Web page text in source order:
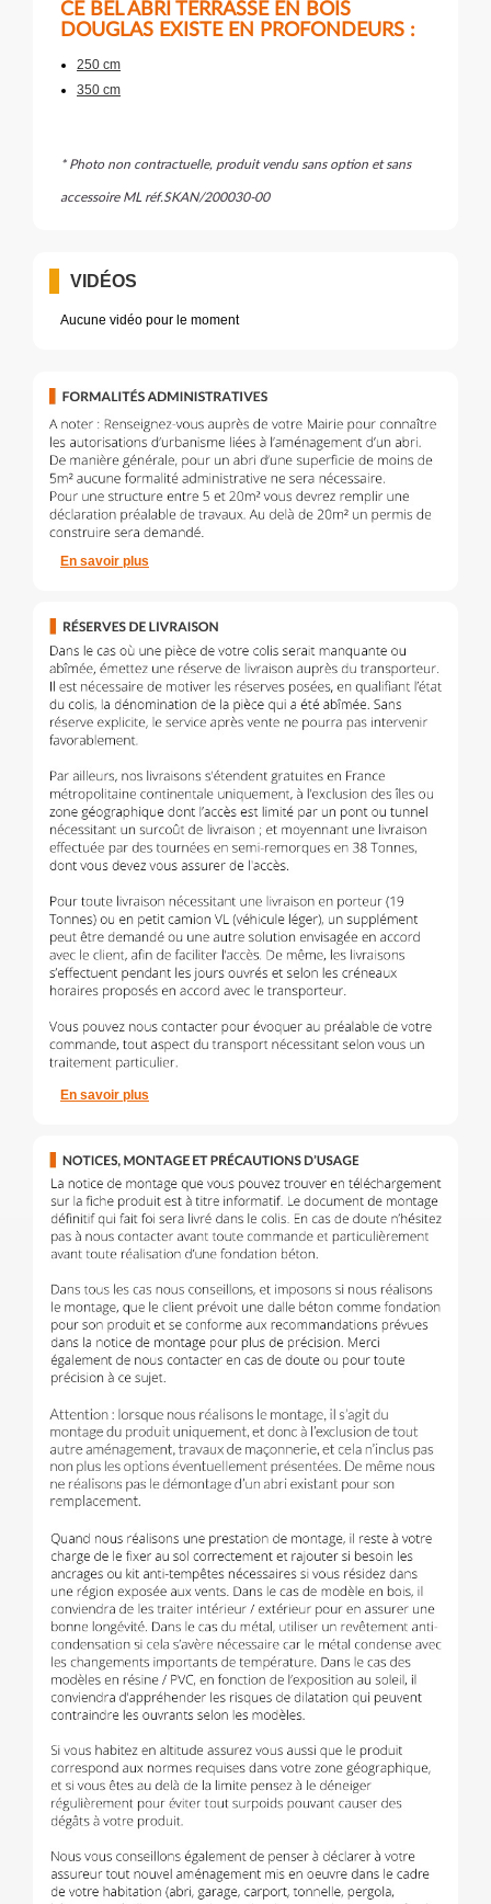
CE BEL ABRI TERRASSE EN BOIS
DOUGLAS EXISTE EN PROFONDEURS :
250 cm
350 cm
* Photo non contractuelle, produit vendu sans option et sans
accessoire ML réf.SKAN/200030-00
VIDÉOS
Aucune vidéo pour le moment
En savoir plus
En savoir plus